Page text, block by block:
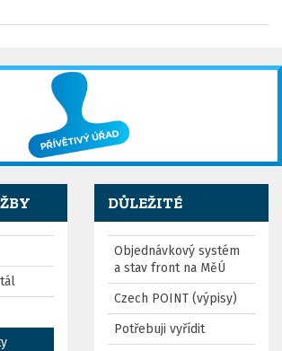
DŮLEŽITÉ
Objednávkový systém
a stav front na MěÚ
Czech POINT (výpisy)
Potřebuji vyřídit